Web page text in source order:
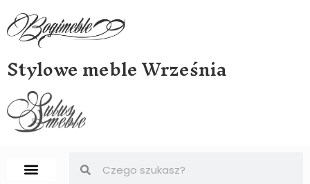
Stylowe meble Września